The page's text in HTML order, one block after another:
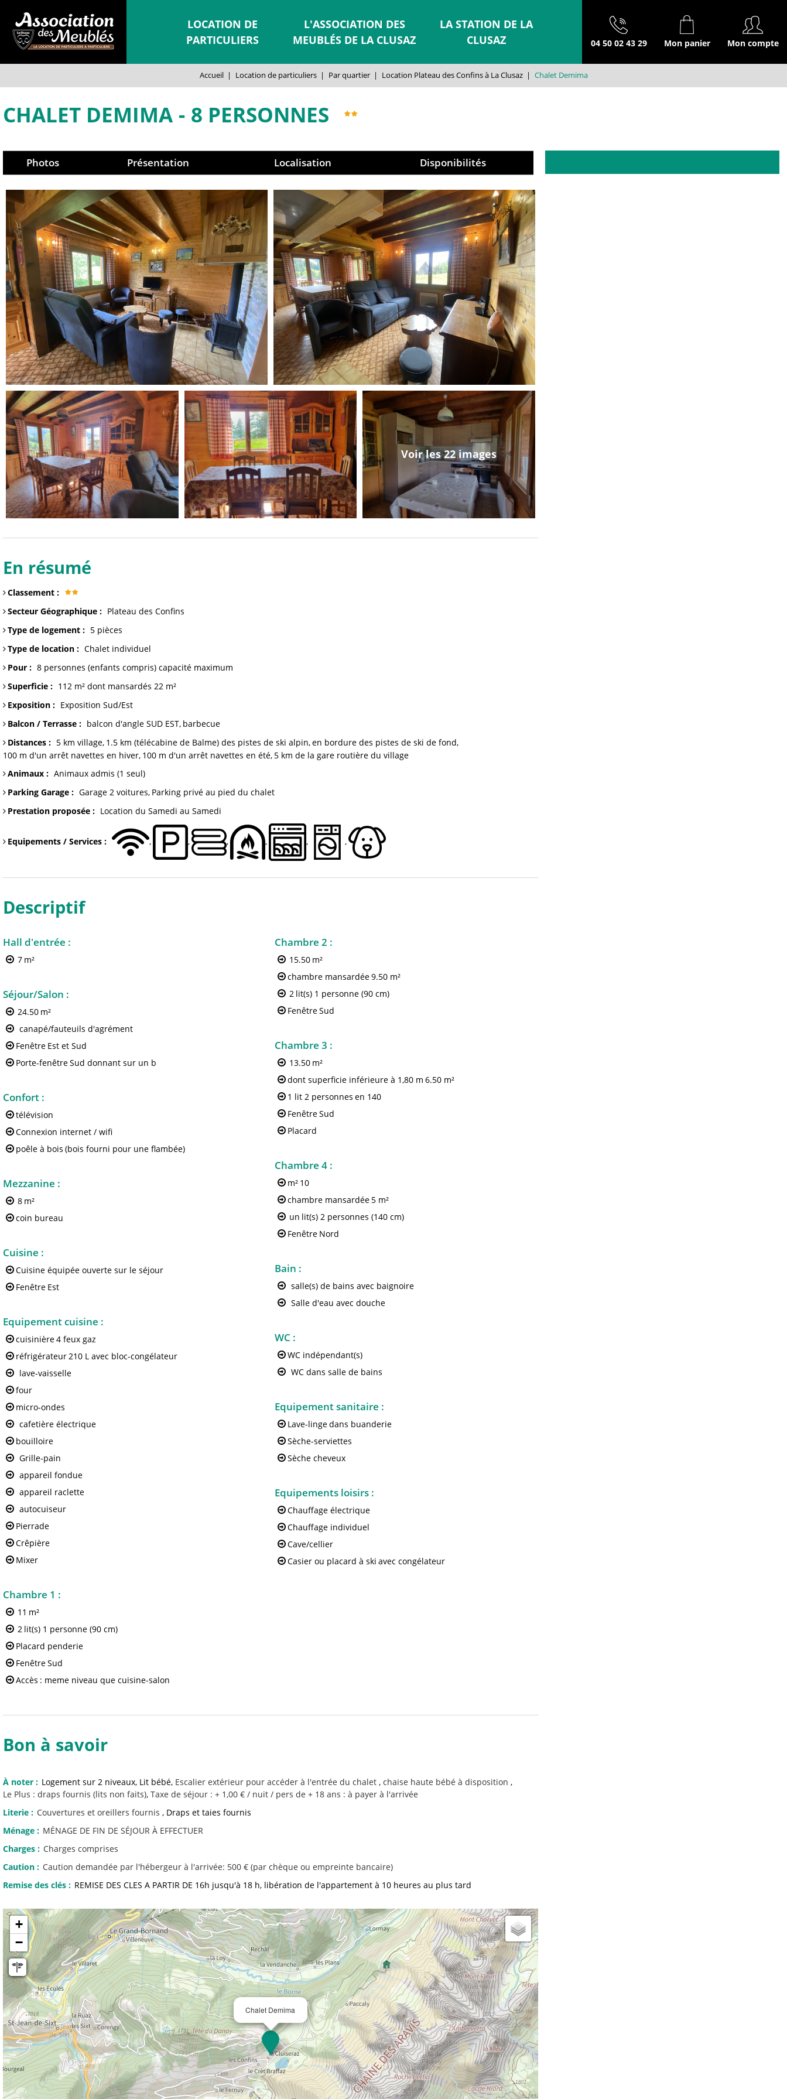
LOCATION DE
PARTICULIERS
L'ASSOCIATION DES
MEUBLÉS DE LA CLUSAZ
LA STATION DE LA
CLUSAZ
04 50 02 43 29 Mon panier Mon compte
Accueil | Location de particuliers | Par quartier | Location Plateau des Confins à La Clusaz | Chalet Demima
CHALET DEMIMA 8 PERSONNES
Photos Présentation Localisation Disponibilités
Voir les 22 images
En résumé
Classement :
Secteur Géographique : Plateau des Confins
Type de logement : 5 pièces
Type de location : Chalet individuel
Pour : 8 personnes (enfants compris) capacité maximum
Superficie : 112 m² dont mansardés 22 m²
Exposition : Exposition Sud/Est
Balcon / Terrasse : balcon d'angle SUD EST barbecue
Distances : 5 km village 1.5 km (télécabine de Balme) des pistes de ski alpin en bordure des pistes de ski de fond
100 m d'un arrêt navettes en hiver 100 m d'un arrêt navettes en été 5 km de la gare routière du village
Animaux : Animaux admis (1 seul)
Parking Garage : Garage 2 voitures Parking privé au pied du chalet
Prestation proposée : Location du Samedi au Samedi
Equipements / Services :
Descriptif
Hall d'entrée :
7 m²
Séjour/Salon :
24.50 m²
canapé/fauteuils d'agrément
Fenêtre Est et Sud
Porte-fenêtreSud donnant sur un b
Confort :
télévision
Connexion internet / wifi
poêle à bois (bois fourni pour une flambée)
Mezzanine :
8 m²
coin bureau
Cuisine :
Cuisine équipée ouverte sur le séjour
Fenêtre Est
Equipement cuisine :
cuisinière4 feux gaz
réfrigérateur 210 L avec bloc-congélateur
lave-vaisselle
four
micro-ondes
cafetière électrique
bouilloire
Grille-pain
appareil fondue
appareil raclette
autocuiseur
Pierrade
Crêpière
Mixer
Chambre 1 :
11 m²
2 lit(s) 1 personne (90 cm)
Placard penderie
FenêtreSud
Accès : meme niveau que cuisine-salon
Chambre 2 :
15.50 m²
chambre mansardée9.50 m²
2 lit(s) 1 personne (90 cm)
FenêtreSud
Chambre 3 :
13.50 m²
dont superficie inférieure à 1,80 m 6.50 m²
1 lit 2 personnes en 140
FenêtreSud
Placard
Chambre 4 :
m² 10
chambre mansardée 5 m²
un lit(s) 2 personnes (140 cm)
Fenêtre Nord
Bain :
salle(s) de bains avec baignoire
Salle d'eau avec douche
WC :
WC indépendant(s)
WC dans salle de bains
Equipement sanitaire :
Lave-lingedans buanderie
Sèche-serviettes
Sèche cheveux
Equipements loisirs :
Chauffage électrique
Chauffage individuel
Cave/cellier
Casier ou placard à ski avec congélateur
Bon à savoir
À noter : Logement sur 2 niveaux Lit bébé Escalier extérieur pour accéder à l'entrée du chalet chaise haute bébé à disposition
Le Plus : draps fournis (lits non faits) Taxe de séjour : + 1,00 € / nuit / pers de + 18 ans : à payer à l'arrivée
Literie : Couvertures et oreillers fournis
Draps et taies fournis
Ménage : MÉNAGE DE FIN DE SÉJOUR À EFFECTUER
Charges : Charges comprises
Caution : Caution demandée par l'hébergeur à l'arrivée: 500 € (par chèque ou empreinte bancaire)
Remise des clés : REMISE DES CLES A PARTIR DE 16h jusqu'à 18 h libération de l'appartement à 10 heures au plus tard
Chalet Demima
+
−